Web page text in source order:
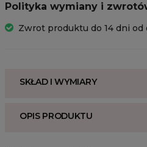
Polityka wymiany i
Zwrot produktu do 14 dni od
SKŁAD I WYMIARY
OPIS PRODUKTU